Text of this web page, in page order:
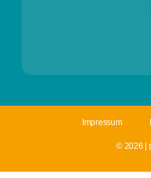
Impressum
© 2026 |